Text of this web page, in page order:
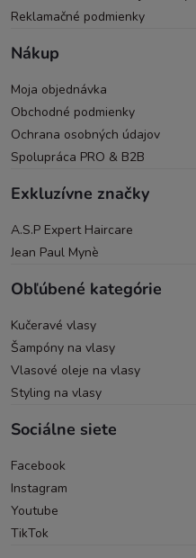
Reklamačné podmienky
Nákup
Moja objednávka
Obchodné podmienky
Ochrana osobných údajov
Spolupráca PRO & B2B
Exkluzívne značky
A.S.P Expert Haircare
Jean Paul Mynè
Obľúbené kategórie
Kučeravé vlasy
Šampóny na vlasy
Vlasové oleje na vlasy
Styling na vlasy
Sociálne siete
Facebook
Instagram
Youtube
TikTok